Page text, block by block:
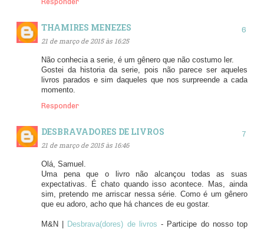
THAMIRES MENEZES
21 de março de 2015 às 16:25
Não conhecia a serie, é um gênero que não costumo ler.
Gostei da historia da serie, pois não parece ser aqueles
livros parados e sim daqueles que nos surpreende a cada
momento.
Responder
DESBRAVADORES DE LIVROS
21 de março de 2015 às 16:46
Olá, Samuel.
Uma pena que o livro não alcançou todas as suas
expectativas. É chato quando isso acontece. Mas, ainda
sim, pretendo me arriscar nessa série. Como é um gênero
que eu adoro, acho que há chances de eu gostar.
M&N | Desbrava(dores) de livros - Participe do nosso top